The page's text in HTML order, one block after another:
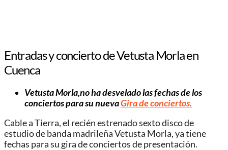
Entradas y concierto de Vetusta Morla en
Cuenca
Vetusta Morla,no ha desvelado las fechas de los
conciertos para su nuevaGira de conciertos.
Cable a Tierra, el recién estrenado sexto disco de
estudio de banda madrileña Vetusta Morla, ya tiene
fechas para su gira de conciertos de presentación.